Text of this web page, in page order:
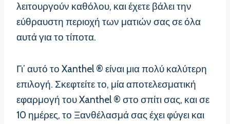
λειτουργούν καθόλου, και έχετε βάλει την
εύθραυστη περιοχή των ματιών σας σε όλα
αυτά για το τίποτα.
Γι’ αυτό το Xanthel ® είναι μια πολύ καλύτερη
επιλογή. Σκεφτείτε το, μία αποτελεσματική
εφαρμογή του Xanthel ® στο σπίτι σας, και σε
10 ημέρες, το Ξανθέλασμά σας έχει φύγει και